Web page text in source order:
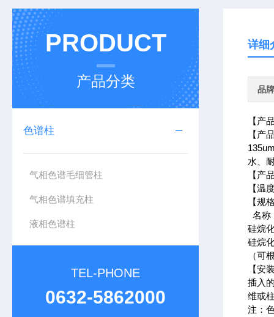
PRODUCT
产品分类
色谱柱
气相色谱毛细管柱
气相色谱填充柱
液相色谱柱
TEL-PHONE
0632-5862000
详细
品牌
【产
【产
水、
【产
【温
【规
硅烷
硅烷
（可
【安
插入
维或
注：